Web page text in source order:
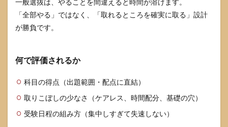
一般選抜は、やることを間違えると時間が溶けます。
「全部やる」ではなく、「取れるところを確実に取る」設計
が勝負です。
何で評価されるか
科目の得点（出題範囲・配点に直結）
取りこぼしの少なさ（ケアレス、時間配分、基礎の穴）
受験日程の組み方（集中しすぎて失速しない）